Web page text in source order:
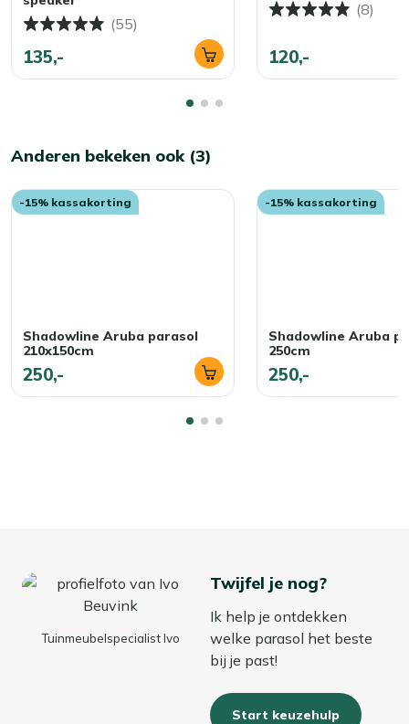
(55)
135,-
(8)
120,-
Anderen bekeken ook (3)
-15% kassakorting
Shadowline Aruba parasol
210x150cm
250,-
-15% kassakorting
Shadowline Aruba
250cm
250,-
Tuinmeubelspecialist Ivo
Twijfel je nog?
Ik help je ontdekken
welke parasol het beste
bij je past!
Start keuzehulp